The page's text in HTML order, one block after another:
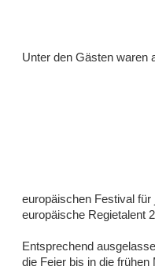
Unter den Gästen waren
europäischen Festival
europäische Regietalent
Entsprechend
die Feier bis in die frühen